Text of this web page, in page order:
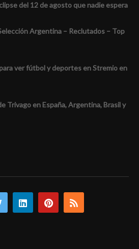
del 12 de agosto que nadie espera
Argentina – Reclutados – Top
ver fútbol y deportes en Stremio en
Trivago en España, Argentina, Brasil y